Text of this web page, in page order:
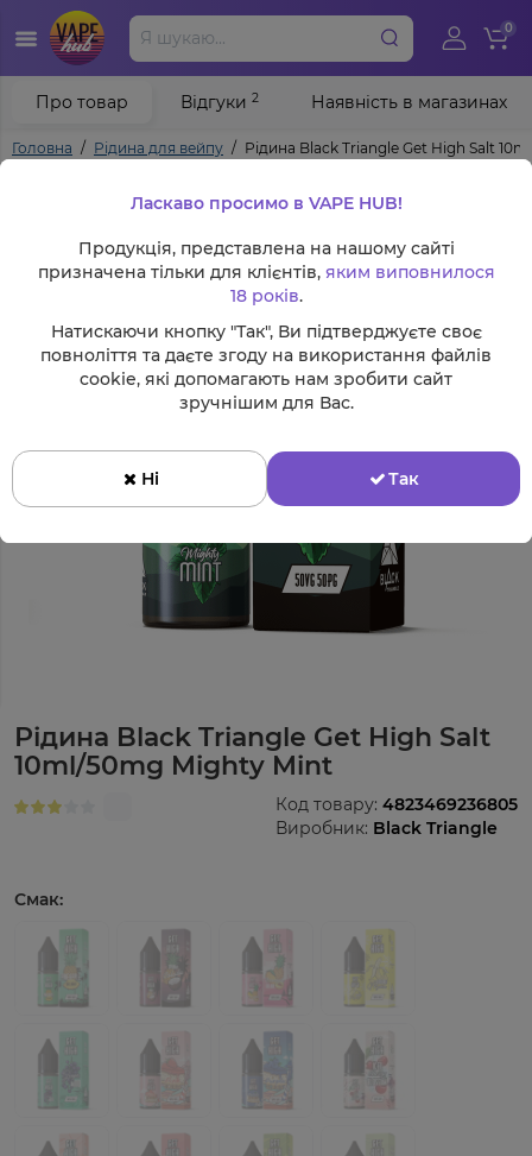
0
Головна Рідина для вейпу Рідина Black Triangle Get High Salt
Рідина Black Triangle Get High Salt
10ml/50mg Mighty Mint
Виробник: Black Triangle
Код товару: 4823469236805
Смак:
Про товар Відгуки 2 Наявність в магазинах
Ласкаво просимо в VAPE HUB!
Продукція, представлена на нашому сайті
призначена тільки для клієнтів, яким виповнилося
18 років.
Натискаючи кнопку "Так", Ви підтверджуєте своє
повноліття та даєте згоду на використання файлів
cookie, які допомагають нам зробити сайт
зручнішим для Вас.
Ні Так